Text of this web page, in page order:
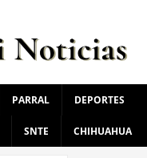
PARRAL DEPORTES
SNTE CHIHUAHUA